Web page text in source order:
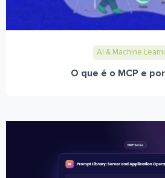
AI & Machine
O que é o MCP e